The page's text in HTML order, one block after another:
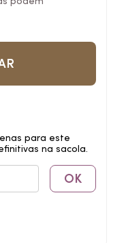
para este
na sacola.
OK